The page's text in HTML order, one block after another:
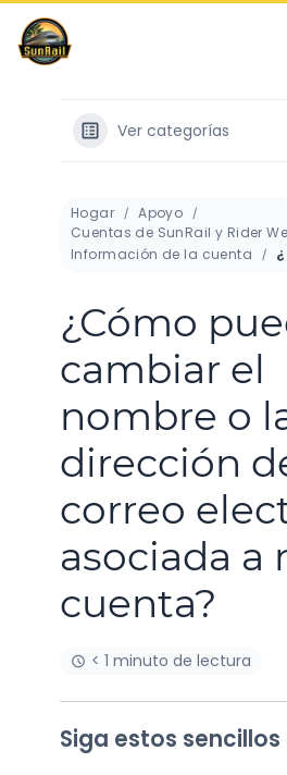
saltar
contenido
Ver categorías
Hogar
Apoyo
Cuentas de SunRail y Rider
Información de la cuenta
¿Cómo
cambiar el
nombre o
dirección
correo
asociada a
cuenta?
< 1 minuto de lectura
Siga estos sencillos